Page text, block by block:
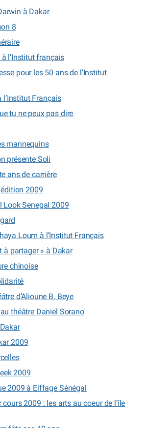
à Dakar
8
l’Institut français
pour les 50 ans de l’Institut
Français
tu ne peux pas dire
mannequins
présente Soli
ans de carrière
2009
Look Senegal 2009
Loum à l’Institut Français
à partager » à Dakar
chinoise
d’Alioune B. Beye
théâtre Daniel Sorano
2009
2009
2009 à Eiffage Sénégal
cours 2009 : les arts au coeur de l’île